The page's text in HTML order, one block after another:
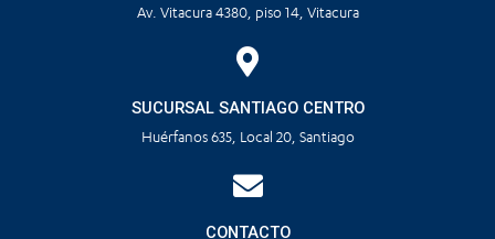
Av. Vitacura 4380, piso 14, Vitacura
SUCURSAL SANTIAGO CENTRO
Huérfanos 635, Local 20, Santiago
CONTACTO